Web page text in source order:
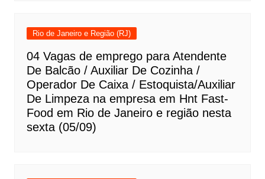
Rio de Janeiro e Região (RJ)
04 Vagas de emprego para Atendente
De Balcão / Auxiliar De Cozinha /
Operador De Caixa / Estoquista/Auxiliar
De Limpeza na empresa em Hnt Fast-
Food em Rio de Janeiro e região nesta
sexta (05/09)